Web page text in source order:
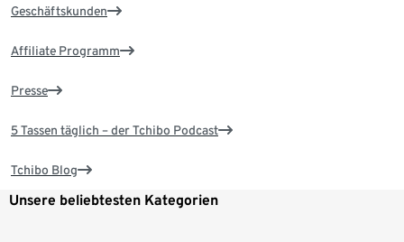
Geschäftskunden
Affiliate Programm
Presse
5 Tassen täglich – der Tchibo Podcast
Tchibo Blog
Unsere beliebtesten Kategorien